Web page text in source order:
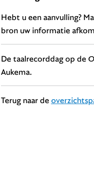
Hebt u een aanvulling?
bron uw informatie
De taalrecorddag op de
Aukema.
Terug naar de